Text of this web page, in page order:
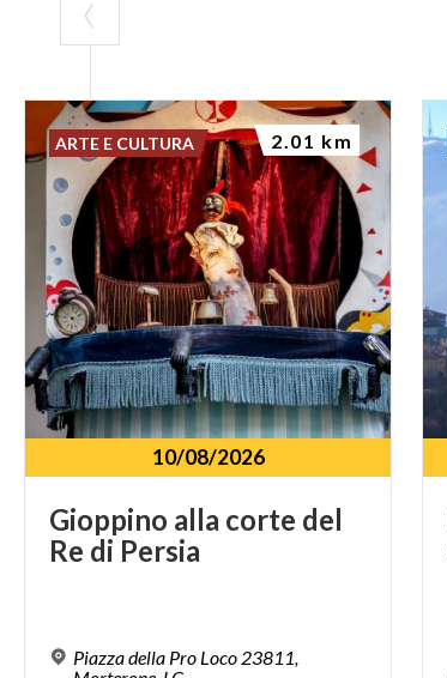
10/08/2026
Gioppino alla corte del
Re di Persia
Piazza della Pro Loco 23811,
ARTE E CULTURA 2.01 km